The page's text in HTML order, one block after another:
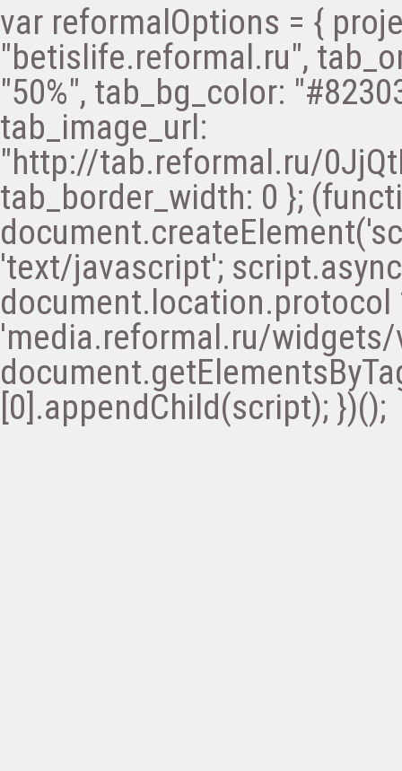
var reformalOptions = {
"betislife.reformal.ru",
"50%", tab_bg_color:
tab_image_url:
"http://tab.reformal.ru/
tab_border_width: 0 };
'text/javascript';
'media.reformal.ru/
[0].appendChild(script); })();